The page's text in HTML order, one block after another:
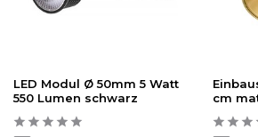
LED Modul Ø 50mm 5 Watt
550 Lumen schwarz
cm